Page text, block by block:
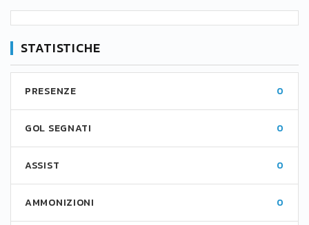
STATISTICHE
PRESENZE 0
GOL SEGNATI 0
ASSIST 0
AMMONIZIONI 0